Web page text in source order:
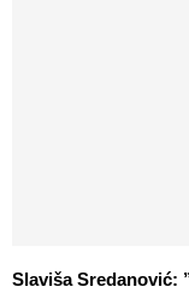
Slaviša Sredanović: